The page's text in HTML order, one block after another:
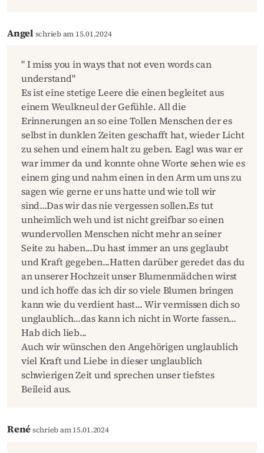
Angel schrieb am 15.01.2024
" I miss you in ways that not even words can
understand"
Es ist eine stetige Leere die einen begleitet aus
einem Weulkneul der Gefühle. All die
Erinnerungen an so eine Tollen Menschen der es
selbst in dunklen Zeiten geschafft hat, wieder Licht
zu sehen und einem halt zu geben. Eagl was war er
war immer da und konnte ohne Worte sehen wie es
einem ging und nahm einen in den Arm um uns zu
sagen wie gerne er uns hatte und wie toll wir
sind...Das wir das nie vergessen sollen.Es tut
unheimlich weh und ist nicht greifbar so einen
wundervollen Menschen nicht mehr an seiner
Seite zu haben...Du hast immer an uns geglaubt
und Kraft gegeben...Hatten darüber geredet das du
an unserer Hochzeit unser Blumenmädchen wirst
und ich hoffe das ich dir so viele Blumen bringen
kann wie du verdient hast... Wir vermissen dich so
unglaublich...das kann ich nicht in Worte fassen...
Hab dich lieb...
Auch wir wünschen den Angehörigen unglaublich
viel Kraft und Liebe in dieser unglaublich
schwierigen Zeit und sprechen unser tiefstes
Beileid aus.
Renéschrieb am 15.01.2024